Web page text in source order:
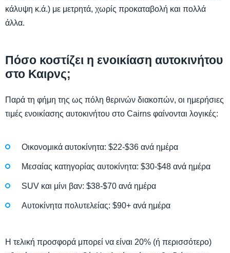
κάλυψη κ.ά.) με μετρητά, χωρίς προκαταβολή και πολλά
άλλα.
Πόσο κοστίζει η ενοικίαση αυτοκινήτου
στο Καιρνς;
Παρά τη φήμη της ως πόλη θερινών διακοπών, οι ημερήσιες
τιμές ενοικίασης αυτοκινήτου στο Cairns φαίνονται λογικές:
Οικονομικά αυτοκίνητα: $22-$36 ανά ημέρα
Μεσαίας κατηγορίας αυτοκίνητα: $30-$48 ανά ημέρα
SUV και μίνι βαν: $38-$70 ανά ημέρα
Αυτοκίνητα πολυτελείας: $90+ ανά ημέρα
Η τελική προσφορά μπορεί να είναι 20% (ή περισσότερο)